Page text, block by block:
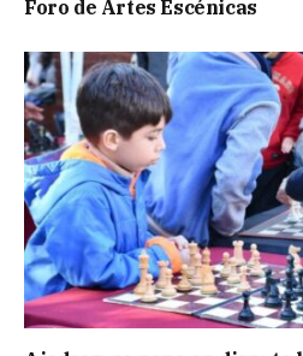
Foro de Artes Escénicas